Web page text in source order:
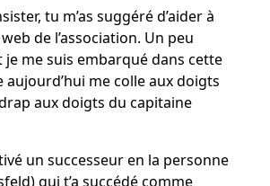
tu m’as suggéré d’aider à
de l’association. Un peu
me suis embarqué dans cette
me colle aux doigts
aux doigts du capitaine
un successeur en la personne
qui t’a succédé comme